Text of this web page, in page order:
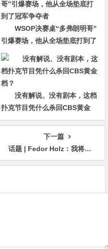
WSOP决赛桌“多弗朗明哥”
引爆赛场，他从全场垫底打到了
冠军争夺者
没有解说、没有剧本，这档
扑克节目凭什么杀回CBS黄金
档？
下一篇
话题 | Fedor Holz：我将永远铭记的 WSOP 神奇时刻